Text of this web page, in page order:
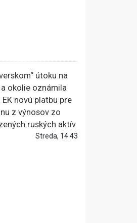
útoku na
a okolie oznámila
novú platbu pre
z výnosov zo
ruských aktív
Streda, 14:43